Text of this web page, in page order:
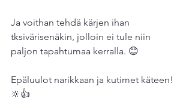
Ja voithan tehdä kärjen ihan
tksivärisenäkin, jolloin ei tule niin
paljon tapahtumaa kerralla. 😊
Epäluulot narikkaan ja kutimet käteen!
🔆👍